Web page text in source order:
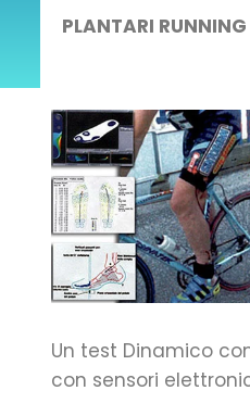
PLANTARI
Un test Dinamico
con sensori